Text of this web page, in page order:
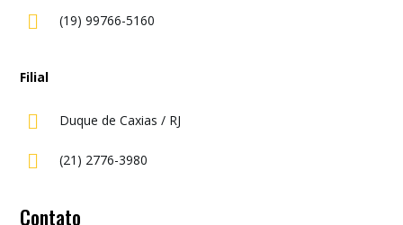
 (19) 99766-5160
Filial
 Duque de Caxias / RJ
 (21) 2776-3980
Contato